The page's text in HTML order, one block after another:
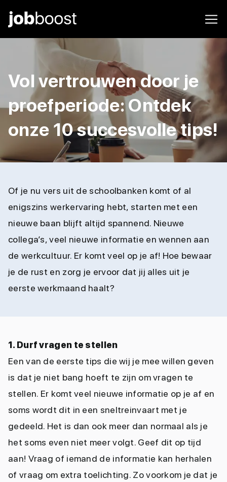
Vol vertrouwen door je
proefperiode: Ontdek
onze 10 succesvolle tips!
Of je nu vers uit de schoolbanken komt of al
enigszins werkervaring hebt, starten met een
nieuwe baan blijft altijd spannend. Nieuwe
collega’s, veel nieuwe informatie en wennen aan
de werkcultuur. Er komt veel op je af! Hoe bewaar
je de rust en zorg je ervoor dat jij alles uit je
eerste werkmaand haalt?
1. Durf vragen te stellen
Een van de eerste tips die wij je mee willen geven
is dat je niet bang hoeft te zijn om vragen te
stellen. Er komt veel nieuwe informatie op je af en
soms wordt dit in een sneltreinvaart met je
gedeeld. Het is dan ook meer dan normaal als je
het soms even niet meer volgt. Geef dit op tijd
aan! Vraag of iemand de informatie kan herhalen
of vraag om extra toelichting. Zo voorkom je dat je